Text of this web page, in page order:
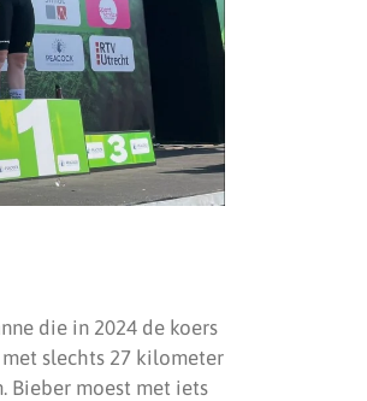
die in 2024 de koers
slechts 27 kilometer
Bieber moest met iets